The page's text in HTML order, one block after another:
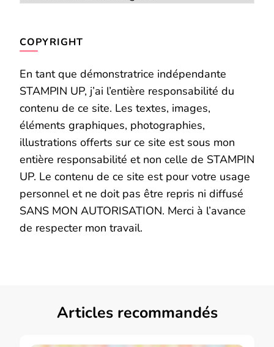
COPYRIGHT
En tant que démonstratrice indépendante
STAMPIN UP, j’ai l’entière responsabilité du
contenu de ce site. Les textes, images,
éléments graphiques, photographies,
illustrations offerts sur ce site est sous mon
entière responsabilité et non celle de STAMPIN
UP. Le contenu de ce site est pour votre usage
personnel et ne doit pas être repris ni diffusé
SANS MON AUTORISATION. Merci à l’avance
de respecter mon travail.
Articles recommandés